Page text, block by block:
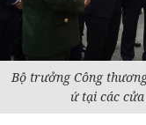
Bộ trưởng Công
ứ tại các